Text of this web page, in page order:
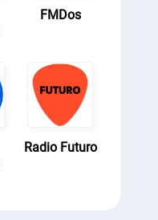
FMDos
Radio Futuro